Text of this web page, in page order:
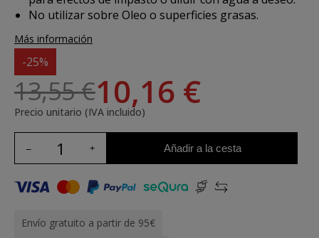
No utilizar sobre Oleo o superficies grasas.
Más información
-25%
13,55 €10,16 €
Precio unitario (IVA incluido)
Añadir a la cesta
Envío gratuito a partir de 95€